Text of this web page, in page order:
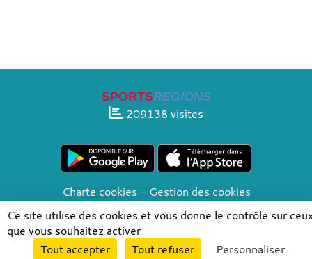
SPORTSREGIONS
209138 visites
Charte cookies
Gestion des cookies
Envie de participer ? Connexion
Ce site utilise des cookies et vous donne le contrôle sur
que vous souhaitez activer
Tout accepter
Tout refuser Personnaliser